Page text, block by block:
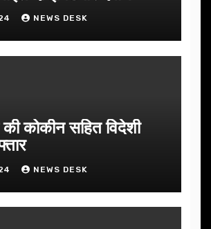
NEWS DESK
कोकीन सहित विदेशी
NEWS DESK